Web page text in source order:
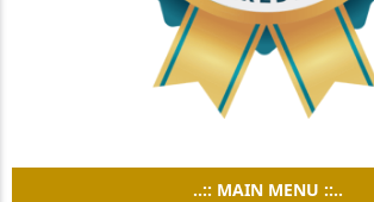
..:: MAIN MENU ::..